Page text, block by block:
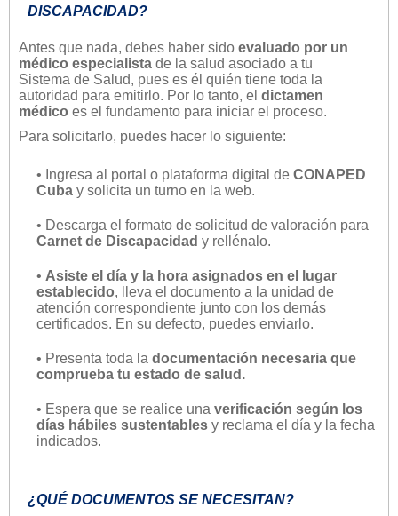
DISCAPACIDAD?
Antes que nada, debes haber sido evaluado por un
médico especialista de la salud asociado a tu
Sistema de Salud, pues es él quién tiene toda la
autoridad para emitirlo. Por lo tanto, el dictamen
médico es el fundamento para iniciar el proceso.
Para solicitarlo, puedes hacer lo siguiente:
• Ingresa al portal o plataforma digital de CONAPED
Cuba y solicita un turno en la web.
• Descarga el formato de solicitud de valoración para
Carnet de Discapacidad y rellénalo.
• Asiste el día y la hora asignados en el lugar
establecido, lleva el documento a la unidad de
atención correspondiente junto con los demás
certificados. En su defecto, puedes enviarlo.
• Presenta toda la documentación necesaria que
comprueba tu estado de salud.
• Espera que se realice una verificación según los
días hábiles sustentables y reclama el día y la fecha
indicados.
¿QUÉ DOCUMENTOS SE NECESITAN?